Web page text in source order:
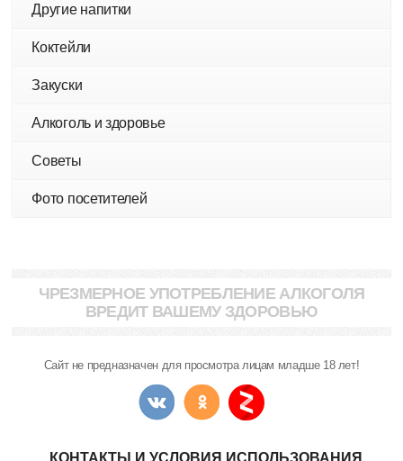
Другие напитки
Коктейли
Закуски
Алкоголь и здоровье
Советы
Фото посетителей
ЧРЕЗМЕРНОЕ УПОТРЕБЛЕНИЕ АЛКОГОЛЯ
ВРЕДИТ ВАШЕМУ ЗДОРОВЬЮ
Сайт не предназначен для просмотра лицам младше 18 лет!
КОНТАКТЫ И УСЛОВИЯ ИСПОЛЬЗОВАНИЯ